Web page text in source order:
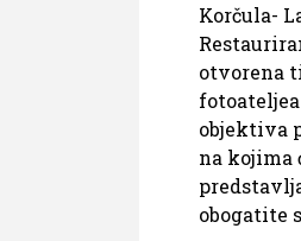
Korčula-
otvorena
objektiva
na kojima
obogatite